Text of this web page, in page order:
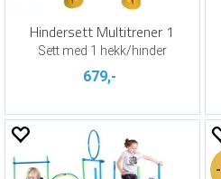
Hindersett Multitrener 1
Sett med 1 hekk/hinder
679,-